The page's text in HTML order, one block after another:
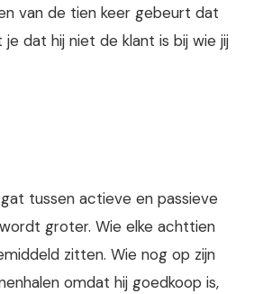
van de tien keer gebeurt dat
dat hij niet de klant is bij wie jij
tussen actieve en passieve
groter. Wie elke achttien
zitten. Wie nog op zijn
omdat hij goedkoop is,